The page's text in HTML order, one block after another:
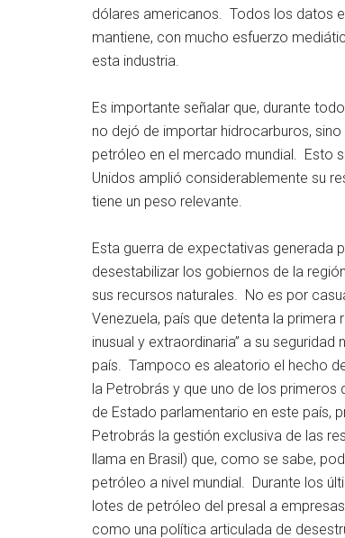
dólares americanos. Todos los datos
mantiene, con mucho esfuerzo
esta industria.
Es importante señalar que, durante
no dejó de importar hidrocarburos,
petróleo en el mercado mundial. Esto
Unidos amplió considerablemente su
tiene un peso relevante.
Esta guerra de expectativas generada
desestabilizar los gobiernos de la
sus recursos naturales. No es por
Venezuela, país que detenta la primera
inusual y extraordinaria” a su
país. Tampoco es aleatorio el hecho
la Petrobrás y que uno de los
de Estado parlamentario en este país,
Petrobrás la gestión exclusiva de las
llama en Brasil) que, como se sabe,
petróleo a nivel mundial. Durante los
lotes de petróleo del presal a
como una política articulada de